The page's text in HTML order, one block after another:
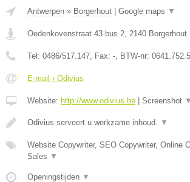
Antwerpen » Borgerhout | Google maps ▼
Oedenkovenstraat 43 bus 2 2140 Borgerhout
Tel: 0486/517.147 , Fax: - , BTW-nr:
E-mail › Odivius
Website: http://www.odivius.be | Screenshot ▼
Odivius serveert u werkzame inhoud. ▼
Website Copywriter, SEO Copywriter, Online
Sales ▼
Openingstijden ▼